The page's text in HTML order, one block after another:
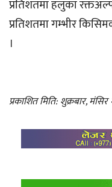
प्रतिशतमा हलुका
प्रतिशतमा गम्भीर
।
प्रकाशित मिति: शुक्रबार,